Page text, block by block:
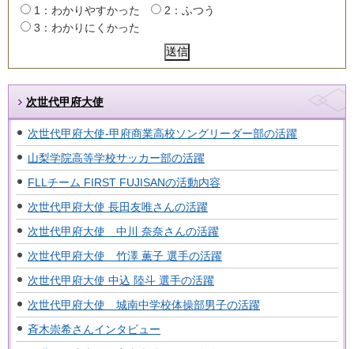
1：わかりやすかった
2：ふつう
3：わかりにくかった
次世代甲府大使
次世代甲府大使-甲府商業高校ソングリーダー部の活躍
山梨学院高等学校サッカー部の活躍
FLLチーム FIRST FUJISANの活動内容
次世代甲府大使 長田友唯さんの活躍
次世代甲府大使 中川 奈奈さんの活躍
次世代甲府大使 竹澤 薫子 選手の活躍
次世代甲府大使 中込 陸斗 選手の活躍
次世代甲府大使 城南中学校体操部男子の活躍
斉木崇希さんインタビュー